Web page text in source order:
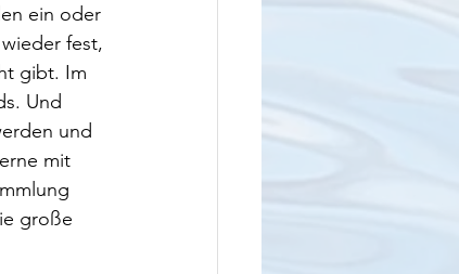
ein oder
fest,
gibt. Im
Und
und
mit
große